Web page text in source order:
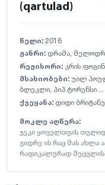
(qartulad)
წელი: 2016
ჟანრი: დრამა,
რეჟისორი: კრის
მსახიობები: უილ
ბლეკლი, პიპ ტორენსი ...
ქვეყანა: დიდი
მოკლე აღწერა:
ჯეკი ყოველთვის
ვიდრე ის რაც მას ახლა
რადიკალურად შეცვლის